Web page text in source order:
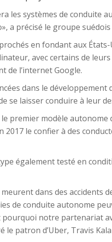
les systèmes de conduite
a précisé le groupe
en fondant aux
avec certains de
de l’internet Google.
dans le
se laisser conduire à leur
premier modèle autonome
2017 le confier à des
également testé en
dans des accidents
de conduite autonome
pourquoi notre partenariat
le patron d’Uber, Travis